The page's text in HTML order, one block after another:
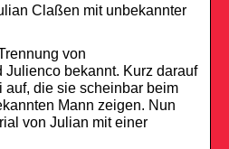
Claßen mit unbekannter
von
Julienco bekannt. Kurz darauf
auf, die sie scheinbar beim
Mann zeigen. Nun
von Julian mit einer